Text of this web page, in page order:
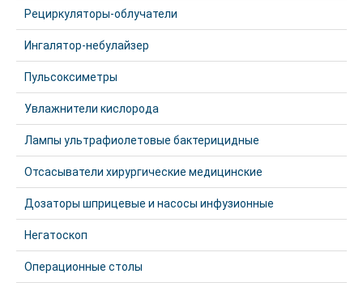
Рециркуляторы-облучатели
Ингалятор-небулайзер
Пульсоксиметры
Увлажнители кислорода
Лампы ультрафиолетовые бактерицидные
Отсасыватели хирургические медицинские
Дозаторы шприцевые и насосы инфузионные
Негатоскоп
Операционные столы